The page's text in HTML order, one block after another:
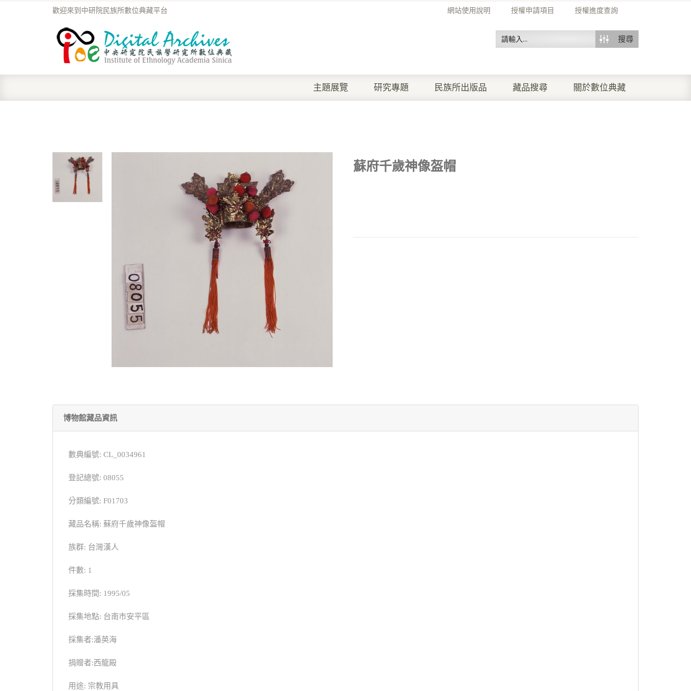
網站使用說明 授權申請項目 授權進度查詢
歡迎來到中研院民族所數位典藏平台
搜尋
主題展覽 研究專題 民族所出版品 藏品搜尋 關於數位典藏
蘇府千歲神像盔帽
博物館藏品資訊
數典編號: CL_0034961
登記總號: 08055
分類編號: F01703
藏品名稱: 蘇府千歲神像盔帽
族群: 台灣漢人
件數: 1
採集時間: 1995/05
採集地點: 台南市安平區
採集者:潘英海
捐贈者:西龍殿
用途: 宗教用具